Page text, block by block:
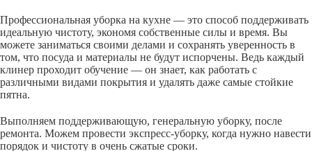
Профессиональная уборка на кухне — это способ поддерживать
идеальную чистоту, экономя собственные силы и время. Вы
можете заниматься своими делами и сохранять уверенность в
том, что посуда и материалы не будут испорчены. Ведь каждый
клинер проходит обучение — он знает, как работать с
различными видами покрытия и удалять даже самые стойкие
пятна.
Выполняем поддерживающую, генеральную уборку, после
ремонта. Можем провести экспресс-уборку, когда нужно навести
порядок и чистоту в очень сжатые сроки.